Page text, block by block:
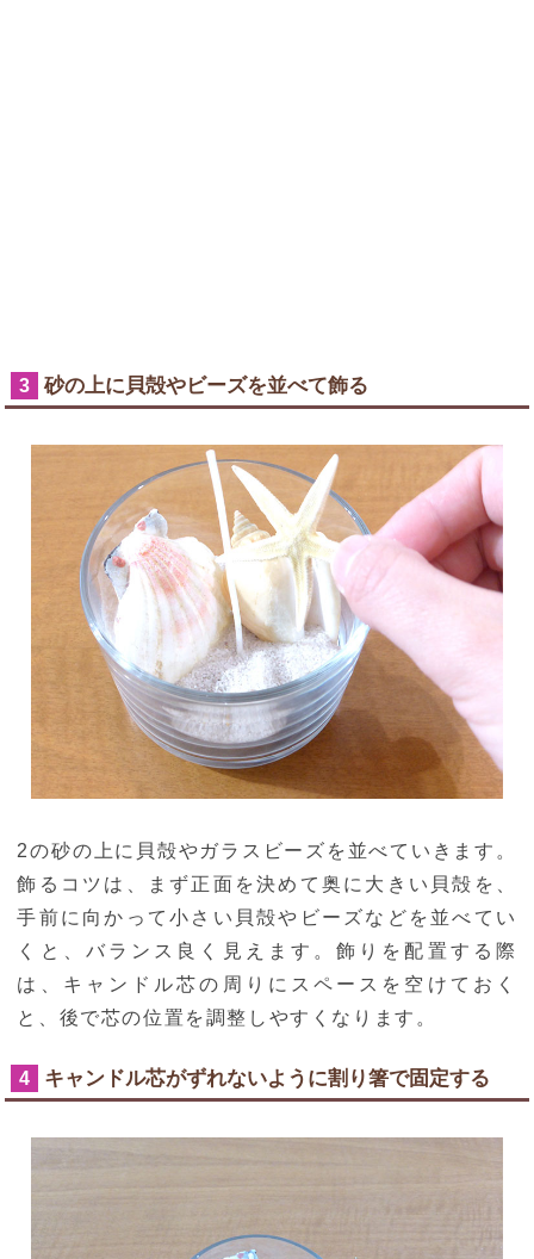
3 砂の上に貝殻やビーズを並べて飾る
2の砂の上に貝殻やガラスビーズを並べていきます。
飾るコツは、まず正面を決めて奥に大きい貝殻を、
手前に向かって小さい貝殻やビーズなどを並べてい
くと、バランス良く見えます。飾りを配置する際
は、キャンドル芯の周りにスペースを空けておく
と、後で芯の位置を調整しやすくなります。
4 キャンドル芯がずれないように割り箸で固定する